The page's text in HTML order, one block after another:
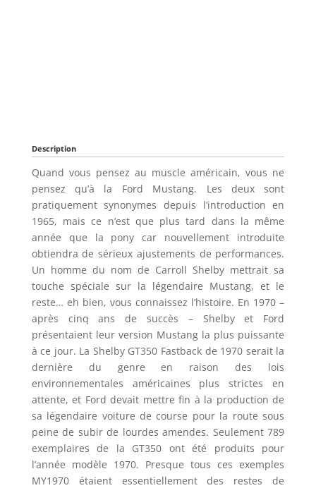
Description
Quand vous pensez au muscle américain, vous ne
pensez qu’à la Ford Mustang. Les deux sont
pratiquement synonymes depuis l’introduction en
1965, mais ce n’est que plus tard dans la même
année que la pony car nouvellement introduite
obtiendra de sérieux ajustements de performances.
Un homme du nom de Carroll Shelby mettrait sa
touche spéciale sur la légendaire Mustang, et le
reste… eh bien, vous connaissez l’histoire. En 1970 –
après cinq ans de succès – Shelby et Ford
présentaient leur version Mustang la plus puissante
à ce jour. La Shelby GT350 Fastback de 1970 serait la
dernière du genre en raison des lois
environnementales américaines plus strictes en
attente, et Ford devait mettre fin à la production de
sa légendaire voiture de course pour la route sous
peine de subir de lourdes amendes. Seulement 789
exemplaires de la GT350 ont été produits pour
l’année modèle 1970. Presque tous ces exemples
MY1970 étaient essentiellement des restes de